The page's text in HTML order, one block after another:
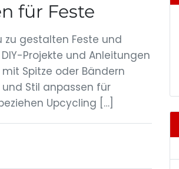
für Feste
zu gestalten Feste und
Projekte und Anleitungen
Spitze oder Bändern
Stil anpassen für
Upcycling […]